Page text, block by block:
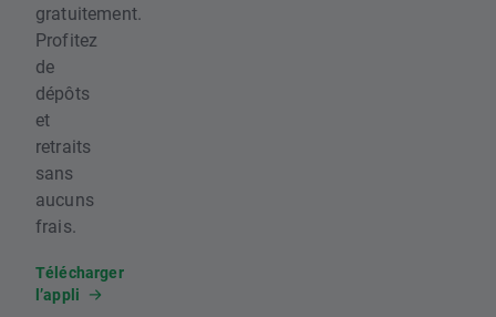
gratuitement.
Profitez
de
dépôts
et
retraits
sans
aucuns
frais.
Télécharger
l’appli